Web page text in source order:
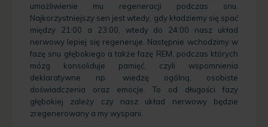
umożliwienie mu regeneracji podczas snu.
Najkorzystniejszy sen jest wtedy, gdy kładziemy się spać
między 21:00 a 23:00, wtedy do 24:00 nasz układ
nerwowy lepiej się regeneruje. Następnie wchodzimy w
fazę snu głębokiego a także fazę REM, podczas których
mózg konsoliduje pamięć, czyli wspomnienia
deklaratywne np. wiedzę ogólną, osobiste
doświadczenia oraz emocje. To od długości fazy
głębokiej zależy czy nasz układ nerwowy będzie
zregenerowany a my wyspani.